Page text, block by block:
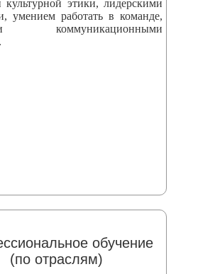
культурной этики, лидерскими
умением работать в команде,
коммуникационными
обучение
(по отраслям)